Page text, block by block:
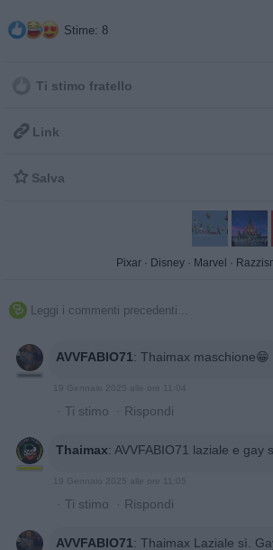
Stime: 8
Ti stimo fratello
 Link
 Salva
Pixar · Disney · Marvel ·
 Leggi i commenti precedenti...
AVVFABIO71: Thaimax maschione😁
19 Gennaio 2025 alle ore 11:04
· Ti stimo · Rispondi
Thaimax: AVVFABIO71 laziale e gay
19 Gennaio 2025 alle ore 11:05
· Ti stimo · Rispondi
AVVFABIO71: Thaimax Laziale sì.